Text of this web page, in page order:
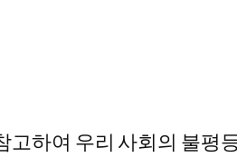
고하여 우리 사회의 불평